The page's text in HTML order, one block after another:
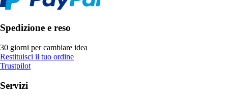
Spedizione e reso
30 giorni per cambiare idea
Restituisci il tuo ordine
Trustpilot
Servizi